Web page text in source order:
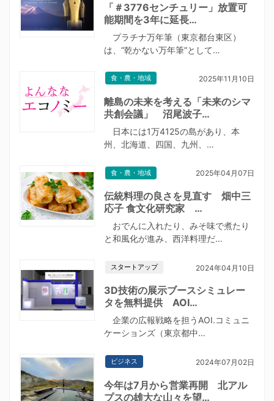
「＃3776センチュリー」放置可
能期間を3年に延長…
プラチナ万年筆（東京都台東区）
は、“乾かない万年筆”として…
食・農・地域 2025年11月10日
離島の未来を考える「未来のシマ
共創会議」 沼尾波子…
日本には1万4125の島があり、本
州、北海道、四国、九州、…
食・農・地域 2025年04月07日
伝統料理の良さを見直す 畑中三
応子 食文化研究家 …
おでんに入れたり、みそ味で煮たり
と和風化が進み、西洋料理だ…
スタートアップ 2024年04月10日
3D技術の展示ブースシミュレー
タを無料提供 AOI…
企業の広報戦略を担うAOI.コミュニ
ケーションズ（東京都中…
ビジネス 2024年07月02日
今年は7月から営業再開 北アル
プスの雄大な山々を望…